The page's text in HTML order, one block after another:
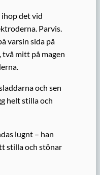
det vid
Parvis.
varsin sida på
två mitt på magen
och sen
helt stilla och
lugnt – han
stilla och stönar